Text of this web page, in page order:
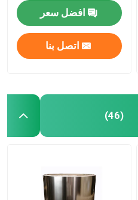
افضل سعر
اتصل بنا
(46)